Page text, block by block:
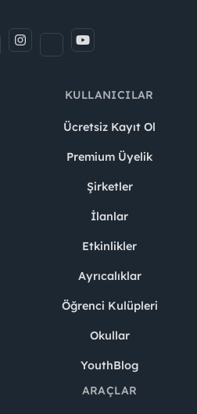
KULLANICILAR
Ücretsiz Kayıt Ol
Premium Üyelik
Şirketler
İlanlar
Etkinlikler
Ayrıcalıklar
Öğrenci Kulüpleri
Okullar
YouthBlog
ARAÇLAR